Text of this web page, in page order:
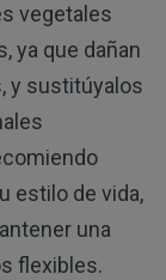
vegetales
ya que dañan
y sustitúyalos
estilo de vida,
una
flexibles.